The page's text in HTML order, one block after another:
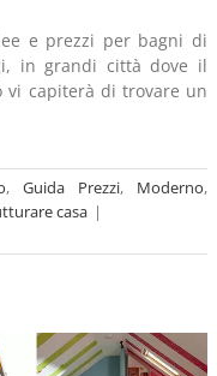
e prezzi per bagni di
in grandi città dove il
vi capiterà di trovare un
,Guida Prezzi, Moderno,
casa |